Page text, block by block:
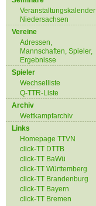
Veranstaltungskalender
Niedersachsen
Vereine
Adressen,
Mannschaften, Spieler,
Ergebnisse
Spieler
Wechselliste
Q-TTR-Liste
Archiv
Wettkampfarchiv
Links
Homepage TTVN
click-TT DTTB
click-TT BaWü
click-TT Württemberg
click-TT Brandenburg
click-TT Bayern
click-TT Bremen